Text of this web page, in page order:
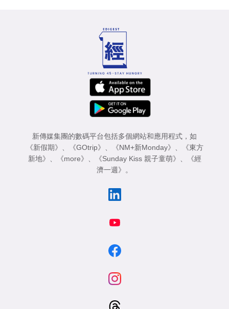
新傳媒集團的數碼平台包括多個網站和應用程式，如
《新假期》 、 《GOtrip》 、 《NM+新Monday》 、
《東方
新地》 、 《more》 、 《Sunday Kiss 親子童萌》 、
《經
濟一週》 。